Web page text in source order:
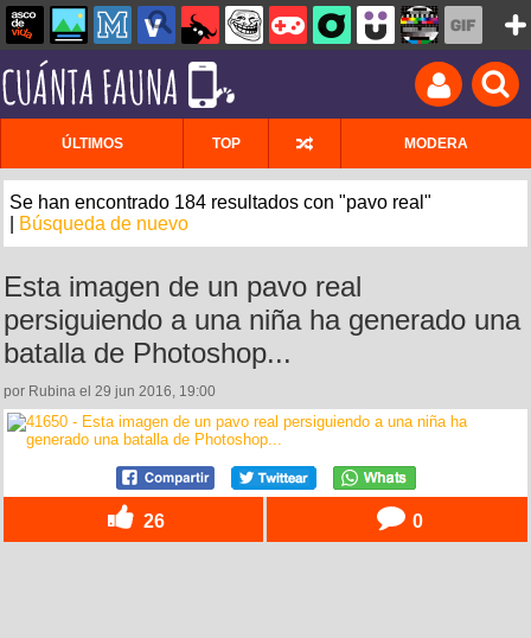
ÚLTIMOS TOP MODERA
Se han encontrado 184 resultados con "pavo real"
Búsqueda de nuevo
Esta imagen de un pavo real
persiguiendo a una niña ha generado una
batalla de Photoshop...
por Rubina el 29 jun 2016, 19:00
26 0